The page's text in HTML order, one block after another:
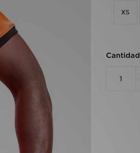
XS
Cantidad